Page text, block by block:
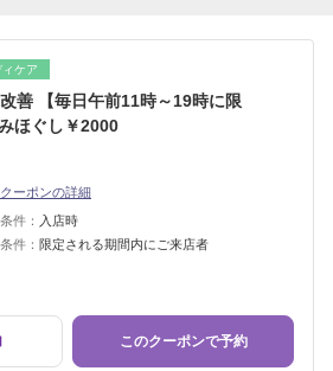
ィケア
善 【毎日午前11時～19時に限
ほぐし￥2000
ーポンの詳細
件：
入店時
件： 限定される期間内にご来店者
このクーポンで予約